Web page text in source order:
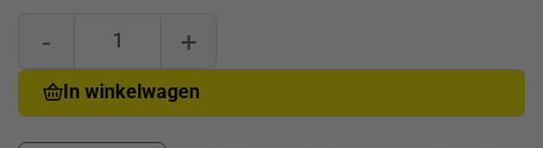
Brievenbusdoos 299x213x28mm A4 bruin pak a 50 st aantal
In winkelwagen